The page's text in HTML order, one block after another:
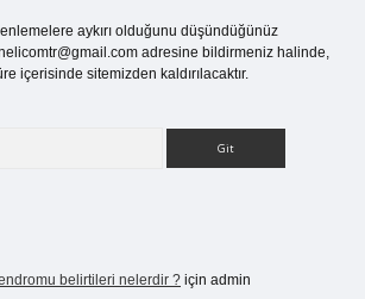
aykırı olduğunu düşündüğünüz
adresine bildirmeniz halinde,
içerisinde sitemizden kaldırılacaktır.
belirtileri nelerdir ? için admin